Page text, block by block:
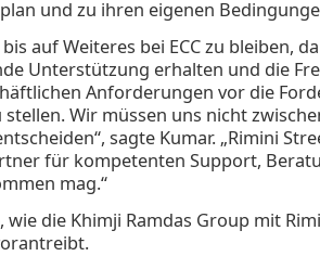
und zu ihren eigenen
bis auf Weiteres bei ECC zu bleiben,
Unterstützung erhalten und die
Anforderungen vor die
stellen. Wir müssen uns nicht
sagte Kumar. „Rimini
für kompetenten Support,
mag.“
wie die Khimji Ramdas Group mit